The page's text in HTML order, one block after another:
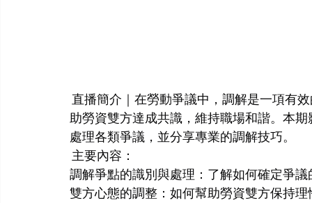
直播簡介｜在勞動爭議中，調解是一項有
助勞資雙方達成共識，維持職場和諧。本
處理各類爭議，並分享專業的調解技巧。
主要內容：
調解爭點的識別與處理：了解如何確定爭
雙方心態的調整：如何幫助勞資雙方保持